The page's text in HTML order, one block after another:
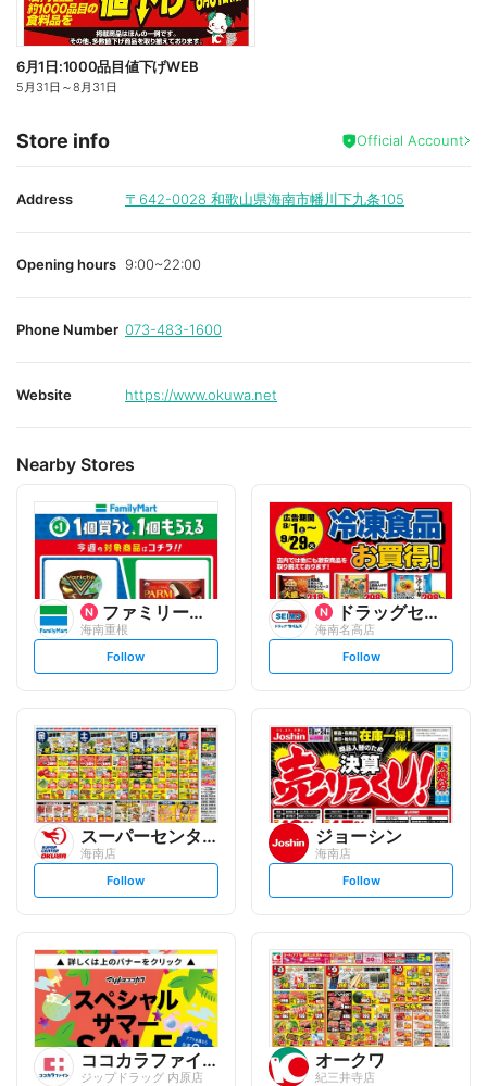
6月1日:1000品目値下げWEB
5月31日 ～8月31日
Store info Official Account
Address 〒642-0028 和歌山県海南市幡川下九条105
Opening hours 9:00~22:00
Phone Number 073-483-1600
Website https://www.okuwa.net
Nearby Stores
ファミリーマート
海南重根
s
t
l
o
w
Follow
ドラッグセイムス
海南名高店
s
t
l
o
w
Follow
スーパーセンターオークワ
海南店
s
t
l
o
w
Follow
ジョーシン
海南店
s
t
l
o
w
Follow
ココカラファイン
ジップドラッグ 内原店
オークワ
紀三井寺店